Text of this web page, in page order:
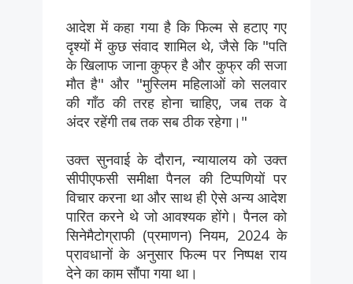
आदेश में कहा गया है कि फिल्म से हटाए गए
दृश्यों में कुछ संवाद शामिल थे, जैसे कि "पति
के खिलाफ जाना कुफ्र है और कुफ्र की सजा
मौत है" और "मुस्लिम महिलाओं को सलवार
की गाँठ की तरह होना चाहिए, जब तक वे
अंदर रहेंगी तब तक सब ठीक रहेगा।"
उक्त सुनवाई के दौरान, न्यायालय को उक्त
सीपीएफसी समीक्षा पैनल की टिप्पणियों पर
विचार करना था और साथ ही ऐसे अन्य आदेश
पारित करने थे जो आवश्यक होंगे। पैनल को
सिनेमैटोग्राफी (प्रमाणन) नियम, 2024 के
प्रावधानों के अनुसार फिल्म पर निष्पक्ष राय
देने का काम सौंपा गया था।